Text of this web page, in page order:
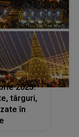
2025.
târguri,
în